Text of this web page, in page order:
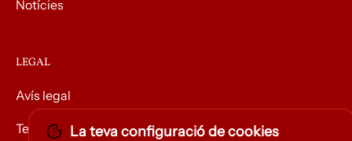
Notícies
LEGAL
Avís legal
Termes i condicions
La teva configuració de cookies